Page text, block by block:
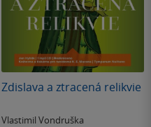
Zdislava a ztracená relikvie
Vlastimil Vondruška